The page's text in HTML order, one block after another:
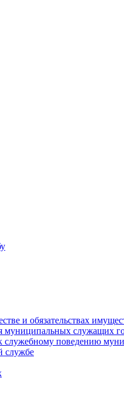
и обязательствах
муниципальных служащих
поведению
службе